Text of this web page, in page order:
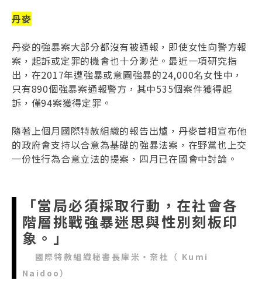
丹麥
丹麥的強暴案大部分都沒有被通報，即使女性向警方報
案，起訴或定罪的機會也十分渺茫。最近一項研究指
出，在2017年遭強暴或意圖強暴的24,000名女性中，
只有890個強暴案通報警方，其中535個案件獲得起
訴，僅94案獲得定罪。
隨著上個月國際特赦組織的報告出爐，丹麥首相宣布他
的政府會支持以合意為基礎的強暴法案，在野黨也上交
一份性行為合意立法的提案，四月已在國會中討論。
「當局必須採取行動，在社會各
階層挑戰強暴迷思與性別刻板印
象。」
國際特赦組織秘書長庫米‧奈杜（ Kumi
Naidoo）